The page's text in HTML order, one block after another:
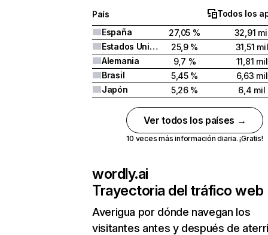
País
Todos los
España
27,05 %
32,91
Estados Unidos
25,9 %
31,51 mil
Alemania
9,7 %
11,81 mil
Brasil
5,45 %
6,63 mil
Japón
5,26 % 6,4 mil
Ver todos los países →
10 veces más información diaria. ¡Gratis!
wordly.ai
Trayectoria del tráfico web
Averigua por dónde navegan los
visitantes antes y después de